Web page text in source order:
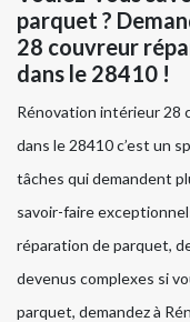
parquet ?
28 couvreur
dans le 28410 !
Rénovation intérieur 28
dans le 28410 c’est un
tâches qui demandent
savoir-faire
réparation de parquet,
devenus complexes si
parquet, demandez à